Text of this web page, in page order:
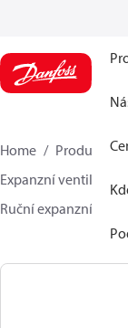
Home Produkty
Expanzní ventily
Ruční expanzní ventily